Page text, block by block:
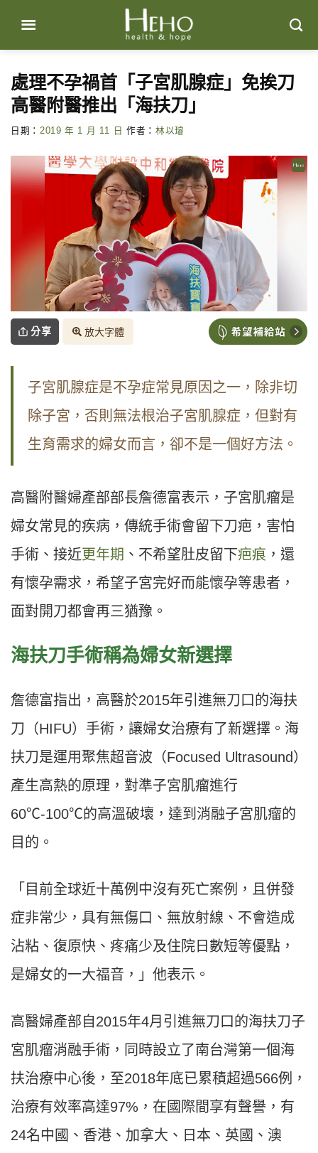
content
處理不孕禍首「子宮肌腺症」免挨刀
高醫附醫推出「海扶刀」
日期： 2019 年 1 月 11 日 作者： 林以璿
分享 放大字體
子宮肌腺症是不孕症常見原因之一，除非切
除子宮，否則無法根治子宮肌腺症，但對有
生育需求的婦女而言，卻不是一個好方法。
高醫附醫婦產部部長詹德富表示，子宮肌瘤是
婦女常見的疾病，傳統手術會留下刀疤，害怕
手術、接近更年期 、不希望肚皮留下疤痕 ，還
有懷孕需求，希望子宮完好而能懷孕等患者，
面對開刀都會再三猶豫。
海扶刀手術稱為婦女新選擇
詹德富指出，高醫於2015年引進無刀口的海扶
刀（HIFU）手術，讓婦女治療有了新選擇。海
扶刀是運用聚焦超音波（Focused Ultrasound）
產生高熱的原理，對準子宮肌瘤進行
60℃-100℃的高溫破壞，達到消融子宮肌瘤的
目的。
「目前全球近十萬例中沒有死亡案例，且併發
症非常少，具有無傷口、無放射線、不會造成
沾粘、復原快、疼痛少及住院日數短等優點，
是婦女的一大福音，」他表示。
高醫婦產部自2015年4月引進無刀口的海扶刀子
宮肌瘤消融手術，同時設立了南台灣第一個海
扶治療中心後，至2018年底已累積超過566例，
治療有效率高達97%，在國際間享有聲譽，有
24名中國、香港、加拿大、日本、英國、澳